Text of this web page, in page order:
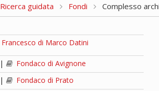
Ricerca guidata Fondi Complesso
Francesco di Marco Datini
|
Fondaco di Avignone
|
Fondaco di Prato